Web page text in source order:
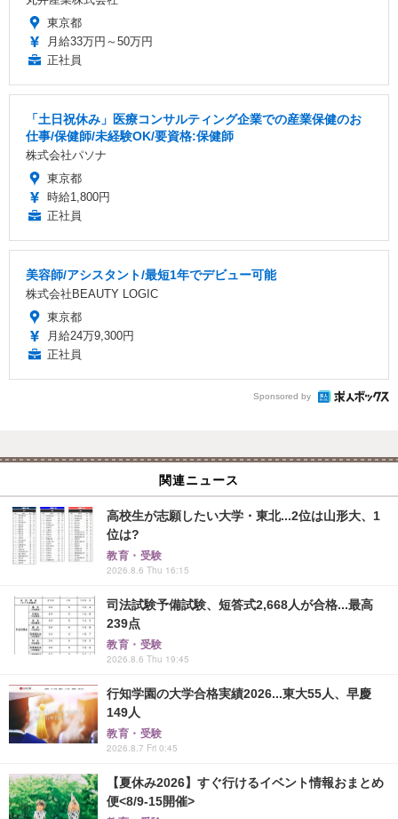
東京都
月給33万円～50万円
正社員
「土日祝休み」医療コンサルティング企業での産業保健のお
仕事/保健師/未経験OK/要資格:保健師
株式会社パソナ
東京都
時給1,800円
正社員
美容師/アシスタント/最短1年でデビュー可能
株式会社BEAUTY LOGIC
東京都
月給24万9,300円
正社員
Sponsored by
関連ニュース
高校生が志願したい大学・東北...2位は山形大、1
位は?
教育・受験
2026.8.6 Thu 16:15
司法試験予備試験、短答式2,668人が合格...最高
239点
教育・受験
2026.8.6 Thu 19:45
行知学園の大学合格実績2026...東大55人、早慶
149人
教育・受験
2026.8.7 Fri 0:45
【夏休み2026】すぐ行けるイベント情報おまとめ
便<8/9-15開催>